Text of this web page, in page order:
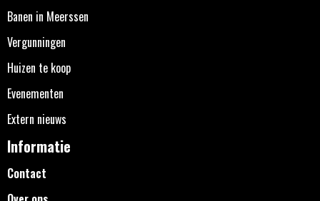
Banen in Meerssen
Vergunningen
Huizen te koop
Evenementen
Extern nieuws
Informatie
Contact